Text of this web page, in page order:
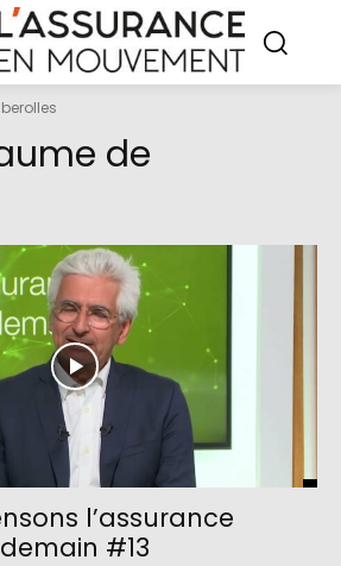
de
l’assurance
#13